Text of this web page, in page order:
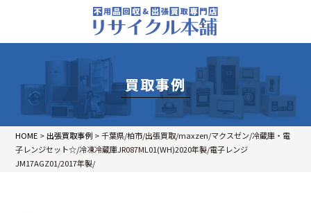
買取事例
HOME > 出張買取事例 >千葉県/柏市/出張買取/maxzen/マクスゼン/冷蔵庫・電
子レンジセット☆/冷凍冷蔵庫JR087ML01(WH)2020年製/電子レンジ
JM17AGZ01/2017年製/